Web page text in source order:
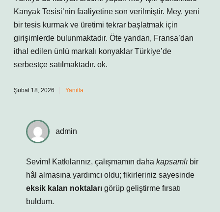
Kanyak Tesisi’nin faaliyetine son verilmiştir. Mey, yeni
bir tesis kurmak ve üretimi tekrar başlatmak için
girişimlerde bulunmaktadır. Öte yandan, Fransa’dan
ithal edilen ünlü markalı konyaklar Türkiye’de
serbestçe satılmaktadır. ok.
Şubat 18, 2026 Yanıtla
admin
Sevim! Katkılarınız, çalışmamın daha kapsamlı bir
hâl almasına yardımcı oldu; fikirleriniz sayesinde
eksik kalan noktaları görüp geliştirme fırsatı
buldum.